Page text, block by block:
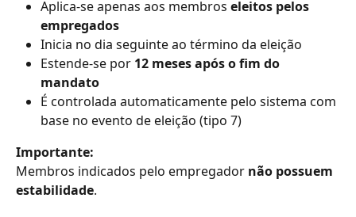
Aplica-se apenas aos membros eleitos pelos
empregados
Inicia no dia seguinte ao término da eleição
Estende-se por 12 meses após o fim do
mandato
É controlada automaticamente pelo sistema com
base no evento de eleição (tipo 7)
Importante:
Membros indicados pelo empregador não possuem
estabilidade.